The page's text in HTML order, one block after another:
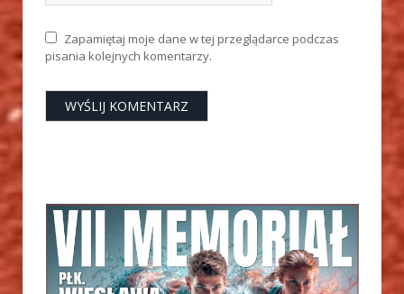
Zapamiętaj moje dane w tej przeglądarce podczas
pisania kolejnych komentarzy.